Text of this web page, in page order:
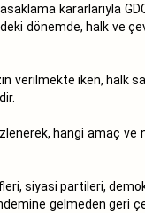
kararlarıyla
dönemde, halk ve
iken, halk
hangi amaç
siyasi partileri,
gelmeden geri